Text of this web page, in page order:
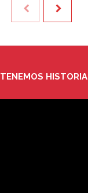
TENEMOS HISTORIA